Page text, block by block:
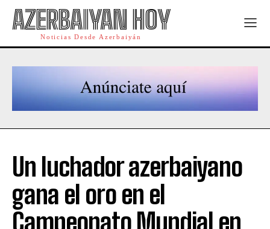
AZERBAIYAN HOY
Noticias Desde Azerbaiyán
Un luchador azerbaiyano
gana el oro en el
Campeonato Mundial en